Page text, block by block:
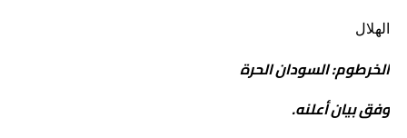
الهلال
الخرطوم: السودان الحرة
وفق بيان أعلنه.